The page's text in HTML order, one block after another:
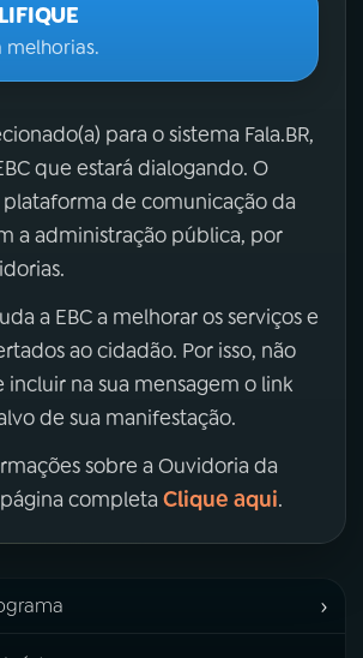
melhorias.
para o sistema Fala.BR,
que estará dialogando. O
plataforma de comunicação da
a administração pública, por
a EBC a melhorar os serviços e
ao cidadão. Por isso, não
incluir na sua mensagem o link
de sua manifestação.
sobre a Ouvidoria da
página completa Clique aqui.
›